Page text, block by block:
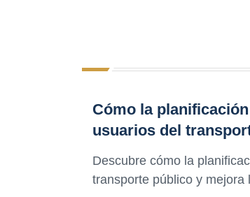
Cómo la
usuarios del
Descubre cómo la
transporte público y mejora